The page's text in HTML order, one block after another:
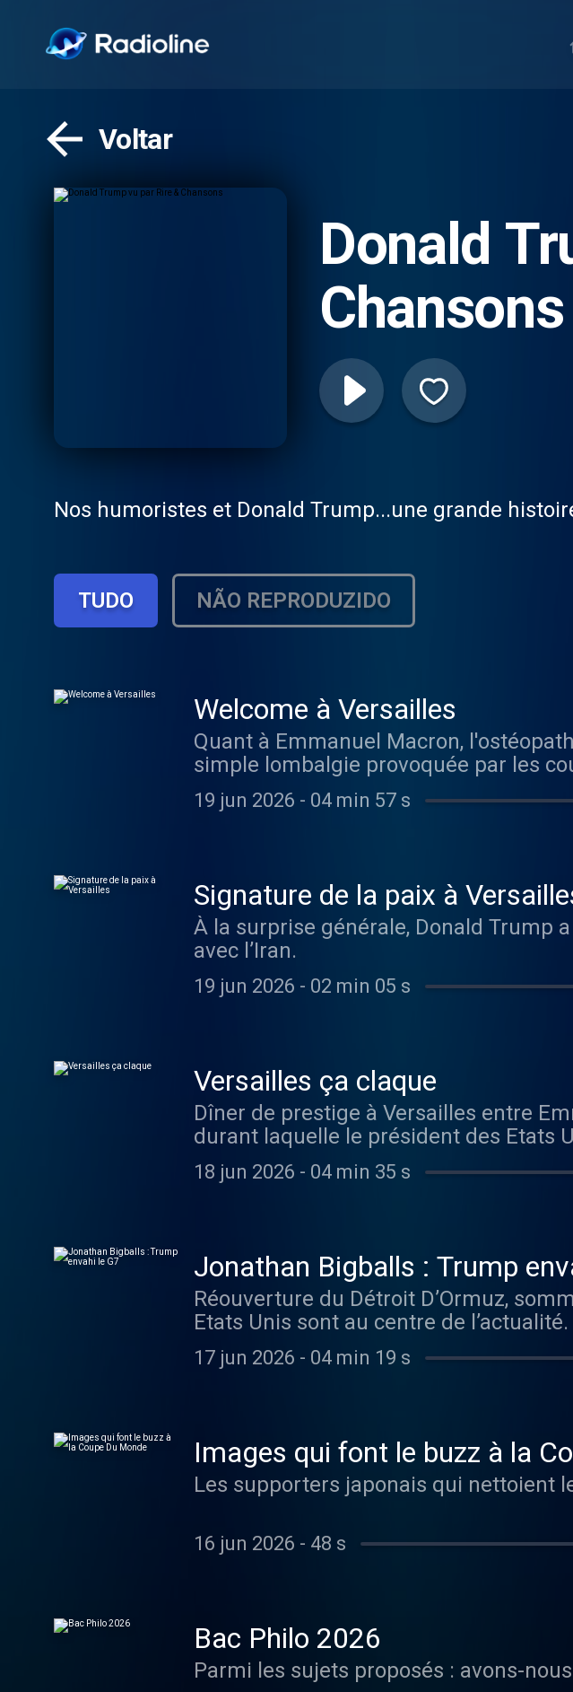
Voltar
Donald
Chansons
Nos humoristes et Donald Trump...une grande
TUDO NÃO REPRODUZIDO
Welcome à Versailles
Quant à Emmanuel Macron,
simple lombalgie provoquée par les
19 jun 2026 - 04 min 57 s
Signature de la paix à
À la surprise générale, Donald Trump
avec l’Iran.
19 jun 2026 - 02 min 05 s
Versailles ça claque
Dîner de prestige à Versailles entre
durant laquelle le président des Etats
18 jun 2026 - 04 min 35 s
Jonathan Bigballs : Trump
Réouverture du Détroit D’Ormuz,
Etats Unis sont au centre de l’actualité.
17 jun 2026 - 04 min 19 s
Images qui font le buzz à la
Les supporters japonais qui nettoient
16 jun 2026 - 48 s
Bac Philo 2026
Parmi les sujets proposés : avons-